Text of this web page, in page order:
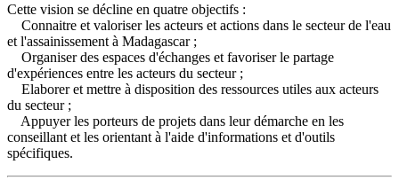
Cette vision se décline en quatre objectifs :
Connaitre et valoriser les acteurs et actions dans le secteur de l'eau
et l'assainissement à Madagascar ;
Organiser des espaces d'échanges et favoriser le partage
d'expériences entre les acteurs du secteur ;
Elaborer et mettre à disposition des ressources utiles aux acteurs
du secteur ;
Appuyer les porteurs de projets dans leur démarche en les
conseillant et les orientant à l'aide d'informations et d'outils
spécifiques.